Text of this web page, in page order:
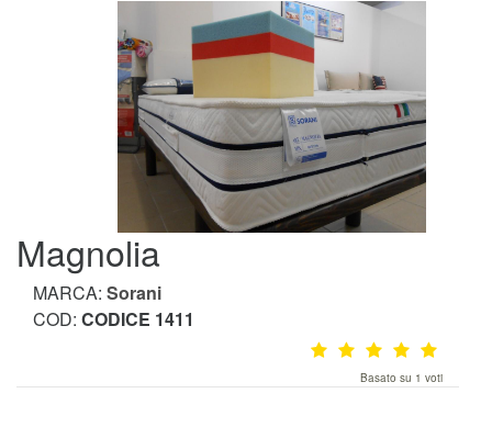
Magnolia
MARCA: Sorani
COD: CODICE 1411
Basato su 1 voti